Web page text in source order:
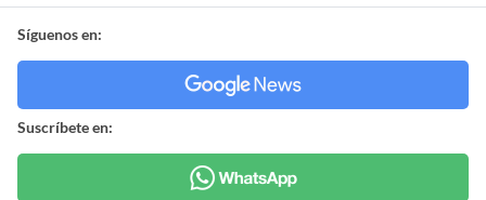
Síguenos en:
Suscríbete en: